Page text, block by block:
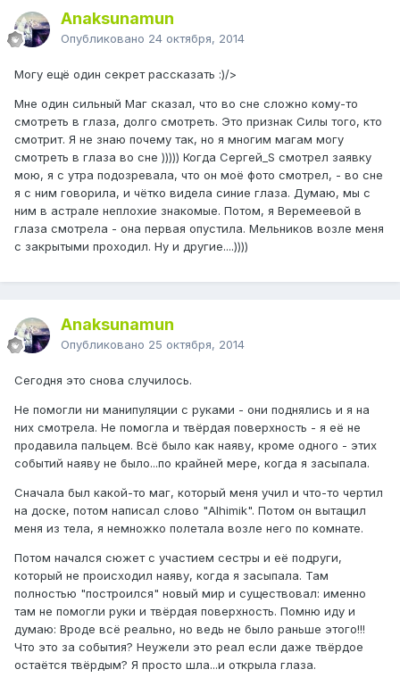
Anaksunamun
Опубликовано 24 октября, 2014
Могу ещё один секрет рассказать :)/>
Мне один сильный Маг сказал, что во сне сложно кому-то
смотреть в глаза, долго смотреть. Это признак Силы того, кто
смотрит. Я не знаю почему так, но я многим магам могу
смотреть в глаза во сне ))))) Когда Сергей_S смотрел заявку
мою, я с утра подозревала, что он моё фото смотрел, - во сне
я с ним говорила, и чётко видела синие глаза. Думаю, мы с
ним в астрале неплохие знакомые. Потом, я Веремеевой в
глаза смотрела - она первая опустила. Мельников возле меня
с закрытыми проходил. Ну и другие....))))
Anaksunamun
Опубликовано 25 октября, 2014
Сегодня это снова случилось.
Не помогли ни манипуляции с руками - они поднялись и я на
них смотрела. Не помогла и твёрдая поверхность - я её не
продавила пальцем. Всё было как наяву, кроме одного - этих
событий наяву не было...по крайней мере, когда я засыпала.
Сначала был какой-то маг, который меня учил и что-то чертил
на доске, потом написал слово "Alhimik". Потом он вытащил
меня из тела, я немножко полетала возле него по комнате.
Потом начался сюжет с участием сестры и её подруги,
который не происходил наяву, когда я засыпала. Там
полностью "построился" новый мир и существовал: именно
там не помогли руки и твёрдая поверхность. Помню иду и
думаю: Вроде всё реально, но ведь не было раньше этого!!!
Что это за события? Неужели это реал если даже твёрдое
остаётся твёрдым? Я просто шла...и открыла глаза.